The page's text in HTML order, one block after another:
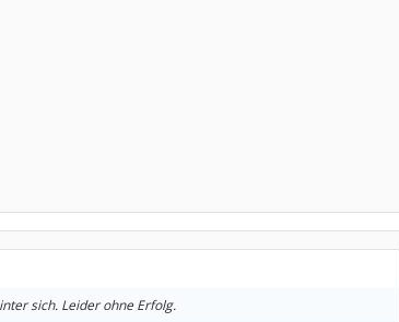
sich. Leider ohne Erfolg.